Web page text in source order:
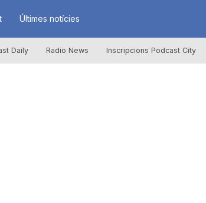
Últimes notícies
Daily Radio News Inscripcions Podcast City